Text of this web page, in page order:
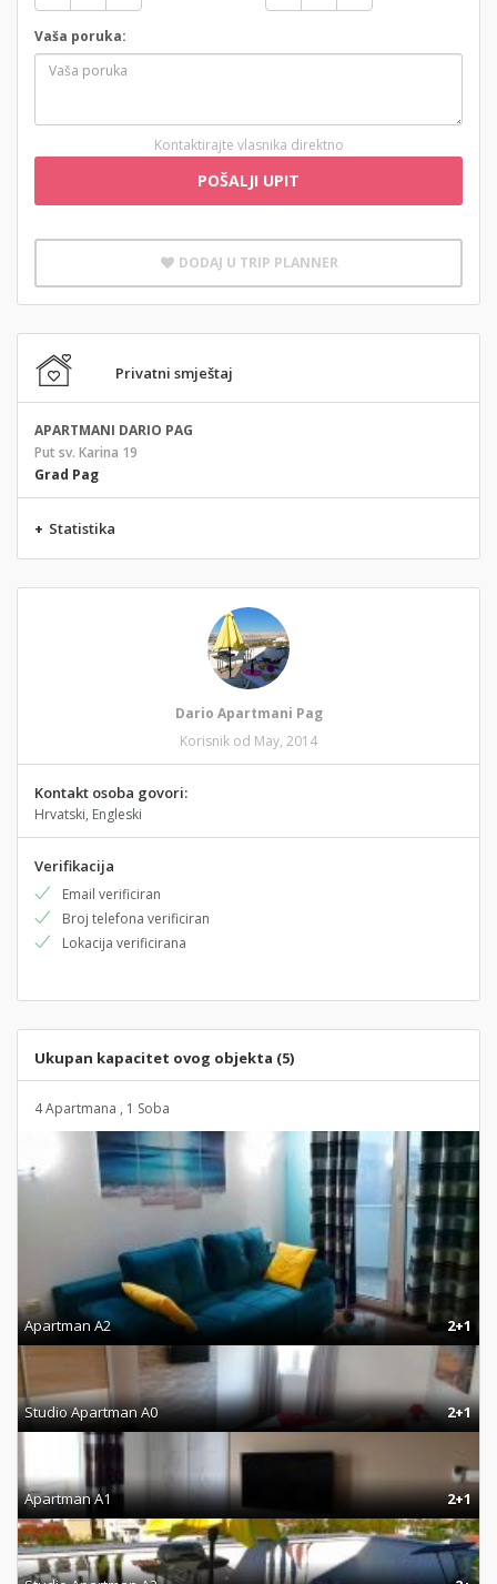
Vaša poruka:
Kontaktirajte vlasnika direktno
POŠALJI UPIT
DODAJ U TRIP PLANNER
Privatni smještaj
APARTMANI DARIO PAG
Put sv. Karina 19
Grad Pag
+ Statistika
Dario Apartmani Pag
Korisnik od May, 2014
Kontakt osoba govori:
Hrvatski, Engleski
Verifikacija
Email verificiran
Broj telefona verificiran
Lokacija verificirana
Ukupan kapacitet ovog objekta (5)
4 Apartmana , 1 Soba
Apartman A2 2+1
Studio Apartman A0 2+1
Apartman A1 2+1